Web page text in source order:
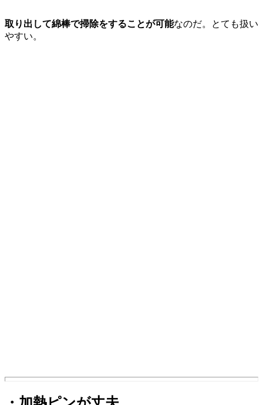
取り出して綿棒で掃除をすることが可能なのだ。とても扱い
やすい。